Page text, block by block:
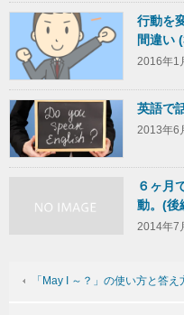
行動を
間違い
2016年1
英語で
2013年6
６ヶ月
動。(後
2014年7
「May I ～？」の使い方と答